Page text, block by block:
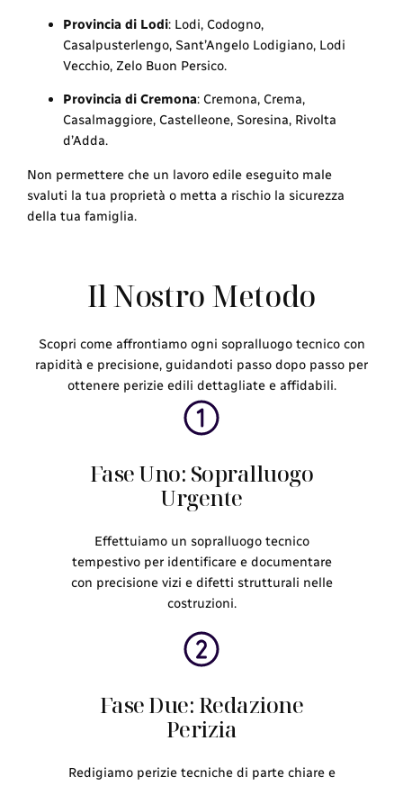
Provincia di Lodi: Lodi, Codogno,
Casalpusterlengo, Sant’Angelo Lodigiano, Lodi
Vecchio, Zelo Buon Persico.
Provincia di Cremona: Cremona, Crema,
Casalmaggiore, Castelleone, Soresina, Rivolta
d’Adda.
Non permettere che un lavoro edile eseguito male
svaluti la tua proprietà o metta a rischio la sicurezza
della tua famiglia.
Il Nostro Metodo
Scopri come affrontiamo ogni sopralluogo tecnico con
rapidità e precisione, guidandoti passo dopo passo per
ottenere perizie edili dettagliate e affidabili.
Fase Uno: Sopralluogo
Urgente
Effettuiamo un sopralluogo tecnico
tempestivo per identificare e documentare
con precisione vizi e difetti strutturali nelle
costruzioni.
Fase Due: Redazione
Perizia
Redigiamo perizie tecniche di parte chiare e